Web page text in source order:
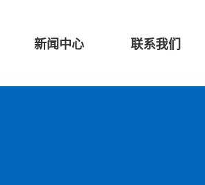
新闻中心 联系我们